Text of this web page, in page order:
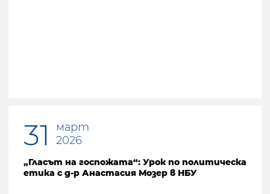
31
март
2026
„Гласът на госпожата“: Урок по политическа
етика с д-р Анастасия Мозер в НБУ